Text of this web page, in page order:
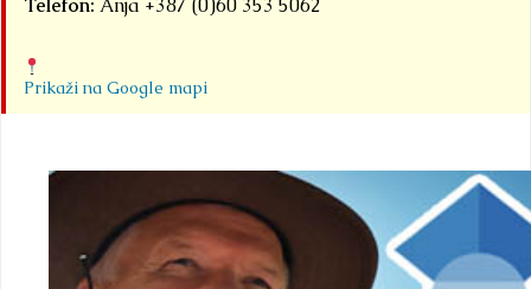
Prikaži na Google mapi